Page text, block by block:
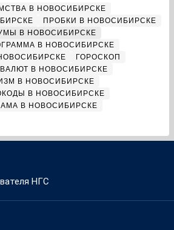
В НОВОСИБИРСКЕ
ПРОБКИ В НОВОСИБИРСКЕ
В НОВОСИБИРСКЕ
В НОВОСИБИРСКЕ
ГОРОСКОП
В НОВОСИБИРСКЕ
В НОВОСИБИРСКЕ
В НОВОСИБИРСКЕ
В НОВОСИБИРСКЕ
НГС